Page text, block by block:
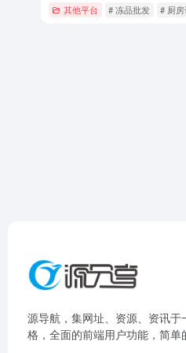
其他平台 # 冻品批发 # 厨
源导航，集网址、资源、资讯
格，全面的前端用户功能，简